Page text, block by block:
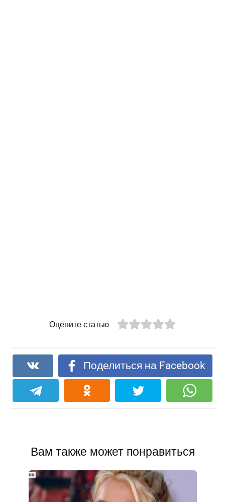
Оцените статью
Поделиться на Facebook
Вам также может понравиться